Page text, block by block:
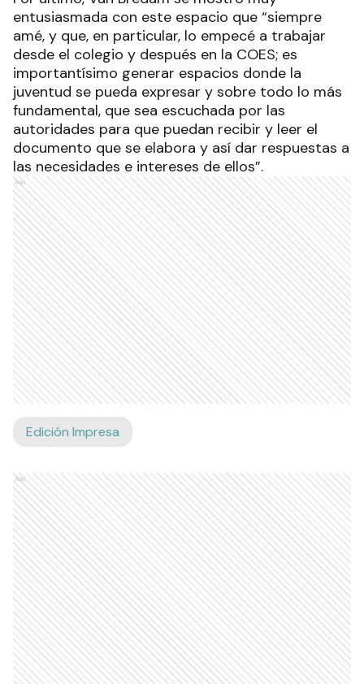
entusiasmada con este espacio que “siempre
amé, y que, en particular, lo empecé a trabajar
desde el colegio y después en la COES; es
importantísimo generar espacios donde la
juventud se pueda expresar y sobre todo lo más
fundamental, que sea escuchada por las
autoridades para que puedan recibir y leer el
documento que se elabora y así dar respuestas a
las necesidades e intereses de ellos”.
Ads
Edición Impresa
Ads